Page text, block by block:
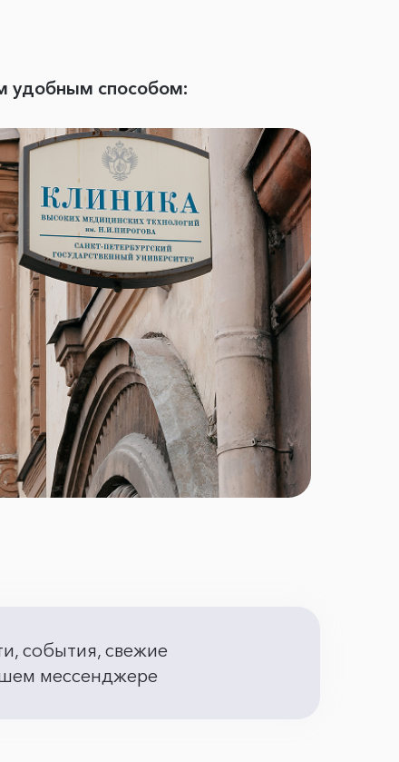
удобным способом:
события, свежие
мессенджере